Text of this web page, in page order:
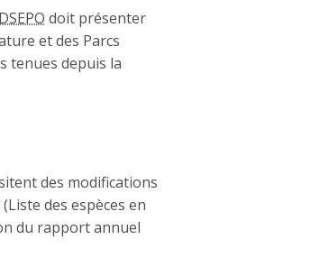
doit présenter
et des Parcs
tenues depuis la
des modifications
des espèces en
du rapport annuel